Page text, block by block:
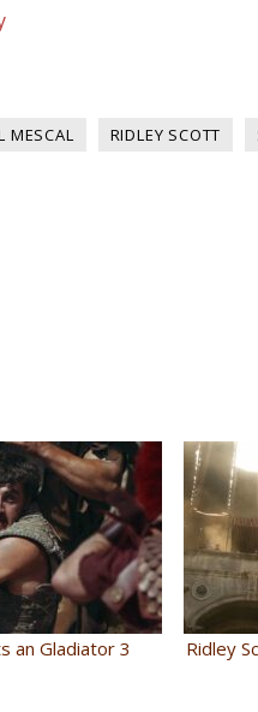
MESCAL RIDLEY SCOTT
an Gladiator 3 Ridley